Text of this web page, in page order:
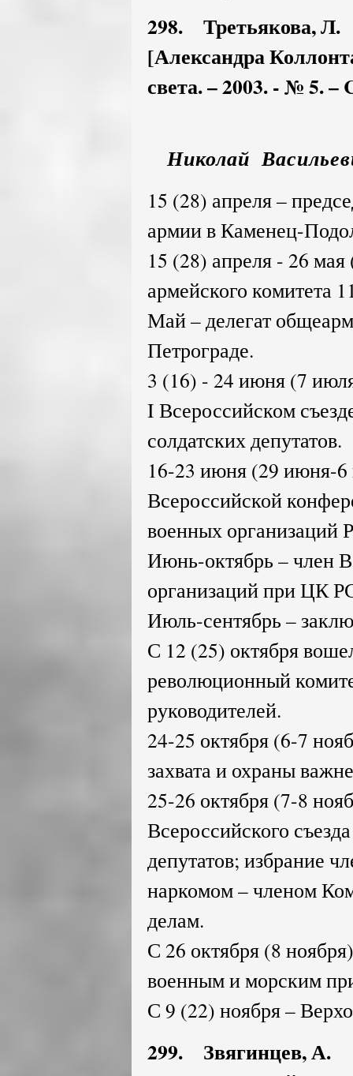
298. Третьякова,
[Александра
света. – 2003. - № 5. –
Николай
15 (28) апреля –
армии в Каменец-
15 (28) апреля - 26
армейского комитета
Май – делегат
Петрограде.
3 (16) - 24 июня (7
I Всероссийском
солдатских депутатов.
16-23 июня (29 июня-6
Всероссийской
военных
Июнь-октябрь – член
организаций при ЦК
Июль-сентябрь –
С 12 (25) октября
революционный
руководителей.
24-25 октября (6-7
захвата и охраны
25-26 октября (7-8
Всероссийского
депутатов; избрание
наркомом – членом
делам.
С 26 октября (8
военным и морским
С 9 (22) ноября –
299. Звягинцев, А.